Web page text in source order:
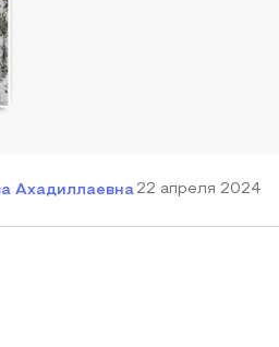
Ахадиллаевна 22 апреля 2024